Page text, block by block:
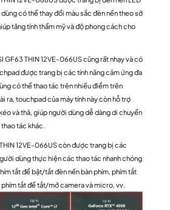
có thể thay đổi màu sắc đèn nền theo sở
tăng tính thẩm mỹ và độ phong cách cho
GF63 THIN 12VE-066US cũng rất nhạy và có
được trang bị các tính năng cảm ứng đa
có thể thao tác trên nhiều điểm trên
ra, touchpad của máy tính này còn hỗ trợ
và thả, giúp người dùng dễ dàng di chuyển
tác khác.
12VE-066US còn được trang bị các
dùng thực hiện các thao tác nhanh chóng
tắt để bật/tắt đèn nền bàn phím, phím tắt
tắt để tắt/mở camera và micro, vv.